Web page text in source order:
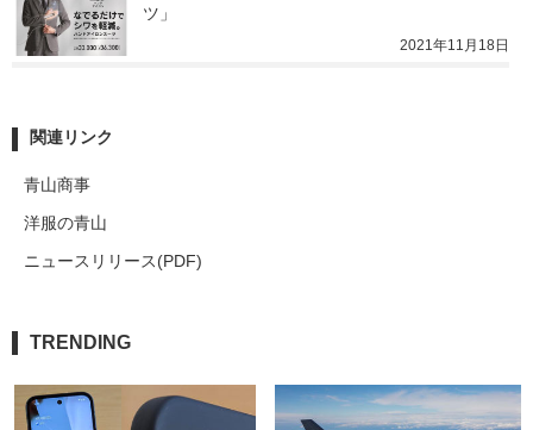
ツ」
2021年11月18日
関連リンク
青山商事
洋服の青山
ニュースリリース(PDF)
TRENDING